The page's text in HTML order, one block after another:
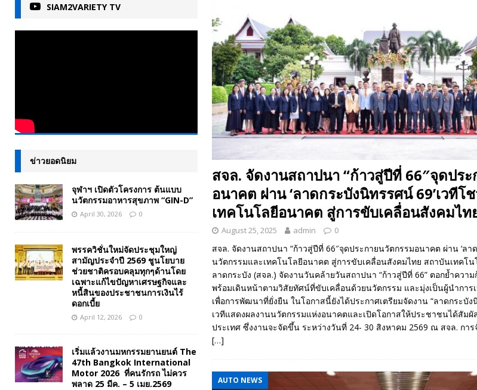
สจล. จัดงานสถาปนา “ก้าวสู่ปีที่ 66″จุดปร
อนาคต ผ่าน ‘ลาดกระบังนิทรรศน์ 69’เวทีโ
เทคโนโลยีอนาคต สู่การขับเคลื่อนสังคมไท
August 25, 2025 admin 0
สจล. จัดงานสถาปนา “ก้าวสู่ปีที่ 66″จุดประกายนวัตกรรมอนาคต ผ่าน ‘ลา
นวัตกรรมและเทคโนโลยีอนาคต สู่การขับเคลื่อนสังคมไทย สถาบันเทคโน
ลาดกระบัง (สจล.) จัดงานวันคล้ายวันสถาปนา “ก้าวสู่ปีที่ 66” ตอกย้ำควา
พร้อมเดินหน้าตามวิสัยทัศน์ที่ขับเคลื่อนด้วยนวัตกรรม และมุ่งเป็นผู้นำการ
เพื่อการพัฒนาที่ยั่งยืน ในโอกาสนี้ยังได้ประกาศเตรียมจัดงาน “ลาดกระบัง
เวทีแสดงผลงานนวัตกรรมแห่งอนาคตและเปิดโอกาสให้ประชาชนได้สัม
ประเทศ ซึ่งงานจะจัดขึ้น ระหว่างวันที่ 24- 30 สิงหาคม 2569 ณ สจล. การ
[…]
AUTO NEWS
SIAM2VARIETY TV
ข่าวยอดนิยม
จุฬาฯ เปิดตัวโครงการ ต้นแบบ
นวัตกรรมอาหารสุขภาพ “GIN-D”
April 30, 2026 0
พรรควิชั่นใหม่จัดประชุมใหญ่
สามัญประจำปี 2569 ชูนโยบาย
ช่วยชาติครอบคลุมทุกๆด้านโดย
เฉพาะแก้ไขปัญหาเศรษฐกิจและ
หนี้สินของประชาชนการเงินไร้
ดอกเบี้ย
April 12, 2026 0
เริ่มแล้วงานมหกรรมยานยนต์ The
47th Bangkok International
Motor 2026 ที่คนรักรถ ไม่ควร
พลาด 25 มีค. – 5 เมย.2569